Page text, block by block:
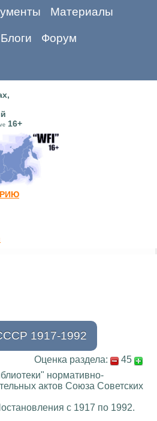
Материалы
Блоги Форум
16+
1917-1992
Оценка раздела:
45
нормативно-
актов Союза Советских
с 1917 по 1992.